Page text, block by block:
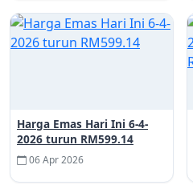
Harga Emas Hari Ini 6-4-
2026 turun RM599.14
06 Apr 2026